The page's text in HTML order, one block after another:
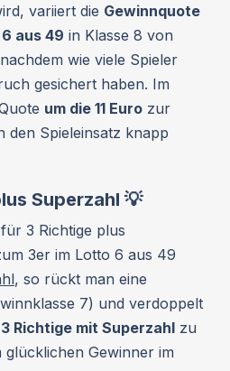
variiert die Gewinnquote
aus 49 in Klasse 8 von
wie viele Spieler
gesichert haben. Im
um die 11 Euro zur
den Spieleinsatz knapp
Superzahl 💡
3 Richtige plus
3er im Lotto 6 aus 49
, so rückt man eine
7) und verdoppelt
Richtige mit Superzahl zu
Gewinner im